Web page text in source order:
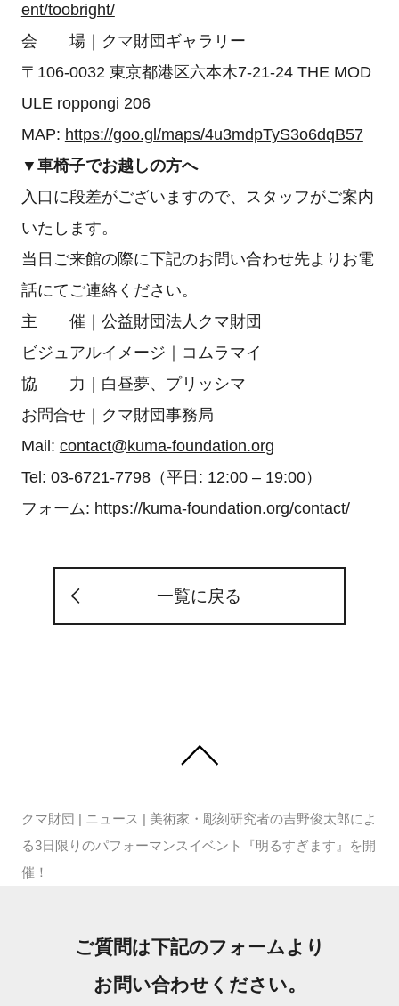
ent/toobright/
会 場｜クマ財団ギャラリー
〒106-0032 東京都港区六本木7-21-24 THE MOD
ULE roppongi 206
MAP: https://goo.gl/maps/4u3mdpTyS3o6dqB57
▼車椅子でお越しの方へ
入口に段差がございますので、スタッフがご案内
いたします。
当日ご来館の際に下記のお問い合わせ先よりお電
話にてご連絡ください。
主 催｜公益財団法人クマ財団
ビジュアルイメージ｜コムラマイ
協 力｜白昼夢、プリッシマ
お問合せ｜クマ財団事務局
Mail: contact@kuma-foundation.org
Tel: 03-6721-7798（平日: 12:00 – 19:00）
フォーム: https://kuma-foundation.org/contact/
一覧に戻る
クマ財団 | ニュース | 美術家・彫刻研究者の吉野俊太郎によ
る3日限りのパフォーマンスイベント『明るすぎます』を開
催！
ご質問は下記のフォームより
お問い合わせください。